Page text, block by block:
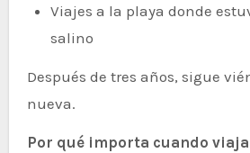
Viajes a la playa donde
salino
Después de tres años, sigue
nueva.
Por qué importa cuando